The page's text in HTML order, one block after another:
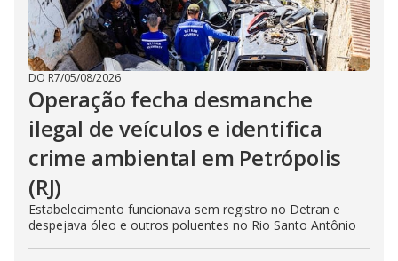
DO R7/05/08/2026
Operação fecha desmanche
ilegal de veículos e identifica
crime ambiental em Petrópolis
(RJ)
Estabelecimento funcionava sem registro no Detran e
despejava óleo e outros poluentes no Rio Santo Antônio